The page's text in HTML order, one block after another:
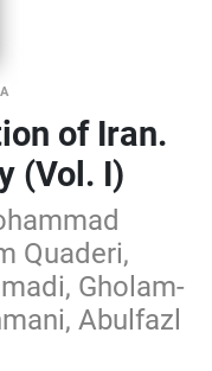
of Iran.
(Vol. I)
Quaderi,
Gholam-
Abulfazl